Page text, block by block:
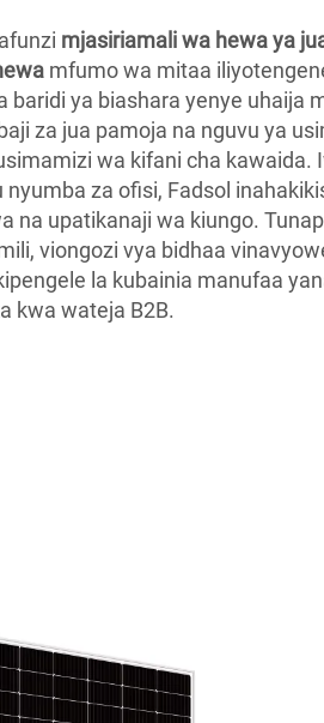
mjasiriamali wa hewa ya
mfumo wa mitaa
baridi ya biashara yenye uhaija
za jua pamoja na nguvu ya
wa kifani cha kawaida.
nyumba za ofisi, Fadsol
na upatikanaji wa kiungo.
viongozi vya bidhaa
la kubainia manufaa
kwa wateja B2B.